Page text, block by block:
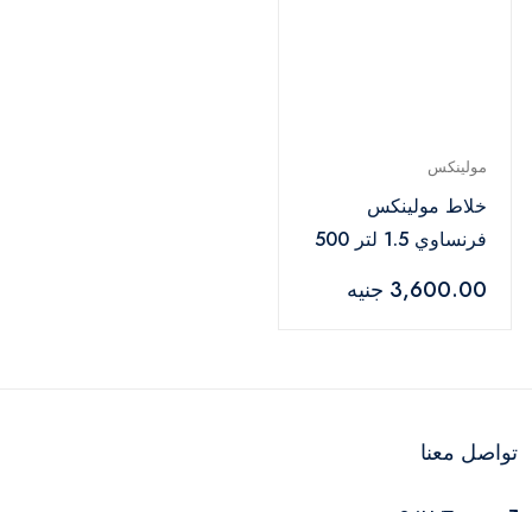
مولينكس
خلاط مولينكس
فرنساوي 1.5 لتر 500
LM242B25
3,600.00 جنيه
تواصل معنا